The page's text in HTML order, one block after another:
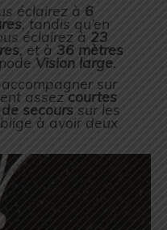
éclairez à 6
, tandis qu’en
éclairez à 23
, et à 36 mètres
Vision large.
sur
assezcourtes
secours sur les
à avoir deux